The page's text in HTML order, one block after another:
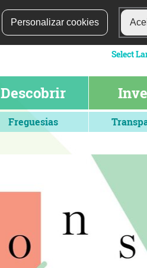
Personalizar cookies
Descobrir
Freguesias